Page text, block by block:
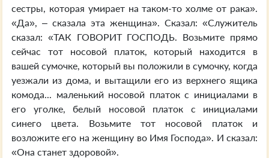
сестры, которая умирает на таком-то холме от рака».
«Да», – сказала эта женщина». Сказал: «Служитель
сказал: «ТАК ГОВОРИТ ГОСПОДЬ. Возьмите прямо
сейчас тот носовой платок, который находится в
вашей сумочке, который вы положили в сумочку, когда
уезжали из дома, и вытащили его из верхнего ящика
комода... маленький носовой платок с инициалами в
его уголке, белый носовой платок с инициалами
синего цвета. Возьмите тот носовой платок и
возложите его на женщину во Имя Господа». И сказал:
«Она станет здоровой».